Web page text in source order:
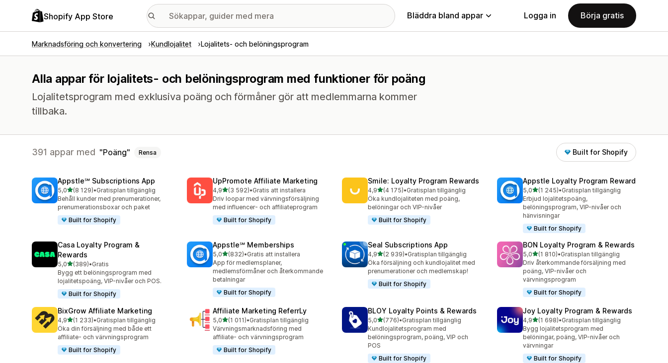
Shopify App Store Bläddra bland appar Logga in Börja gratis
Marknadsföring och konvertering Kundlojalitet Lojalitets- och belöningsprogram
Alla appar för lojalitets- och belöningsprogram med funktioner för poäng
Lojalitetsprogram med exklusiva poäng och förmåner gör att medlemmarna kommer
tillbaka.
391 appar med Poäng Rensa Built for Shopify
Appstle℠ Subscriptions App
5,0av 5 stjärnor
(8 129)
8129 recensioner totalt
•Gratisplan tillgänglig
Behåll kunder med prenumerationer,
prenumerationsboxar och paket
Built for Shopify
UpPromote Affiliate Marketing
4,9av 5 stjärnor
(3 592)
3592 recensioner totalt
•Gratis att installera
Driv loopar med värvningsförsäljning
med influencer- och affiliateprogram
Built for Shopify
Smile: Loyalty Program Rewards
4,9av 5 stjärnor
(4 175)
4175 recensioner totalt
•Gratisplan tillgänglig
Öka kundlojaliteten med poäng,
belöningar och VIP-nivåer
Built for Shopify
Appstle Loyalty Program Reward
5,0av 5 stjärnor
(1 245)
1245 recensioner totalt
•Gratisplan tillgänglig
Erbjud lojalitetspoäng,
belöningsprogram, VIP-nivåer och
hänvisningar
Built for Shopify
Casa Loyalty Program &
Rewards
5,0av 5 stjärnor
(389)
389 recensioner totalt
•Gratis
Bygg ett belöningsprogram med
lojalitetspoäng, VIP-nivåer och POS.
Built for Shopify
Appstle℠ Memberships
5,0av 5 stjärnor
(832)
832 recensioner totalt
•Gratis att installera
App för medlemsplaner,
medlemsförmåner och återkommande
betalningar
Built for Shopify
Seal Subscriptions App
4,9av 5 stjärnor
(2 939)
2939 recensioner totalt
•Gratisplan tillgänglig
Öka försäljning och kundlojalitet med
prenumerationer och medlemskap!
Built for Shopify
BON Loyalty Program & Rewards
5,0av 5 stjärnor
(1 810)
1810 recensioner totalt
•Gratisplan tillgänglig
Driv återkommande försäljning med
poäng, VIP-nivåer och
värvningsprogram
Built for Shopify
BixGrow Affiliate Marketing
4,9av 5 stjärnor
(1 233)
1233 recensioner totalt
•Gratisplan tillgänglig
Öka din försäljning med både ett
affiliate- och värvningsprogram
Built for Shopify
Affiliate Marketing ReferrLy
5,0av 5 stjärnor
(1 011)
1011 recensioner totalt
•Gratisplan tillgänglig
Värvningsmarknadsföring med
affiliate- och värvningsprogram
Built for Shopify
BLOY Loyalty Points & Rewards
5,0av 5 stjärnor
(776)
776 recensioner totalt
•Gratisplan tillgänglig
Kundlojalitetsprogram med
belöningsprogram, poäng, VIP och
POS
Built for Shopify
Joy Loyalty Program & Rewards
4,9av 5 stjärnor
(1 698)
1698 recensioner totalt
•Gratisplan tillgänglig
Bygg lojalitetsprogram med
belöningar, poäng, VIP-nivåer och
värvningar
Built for Shopify